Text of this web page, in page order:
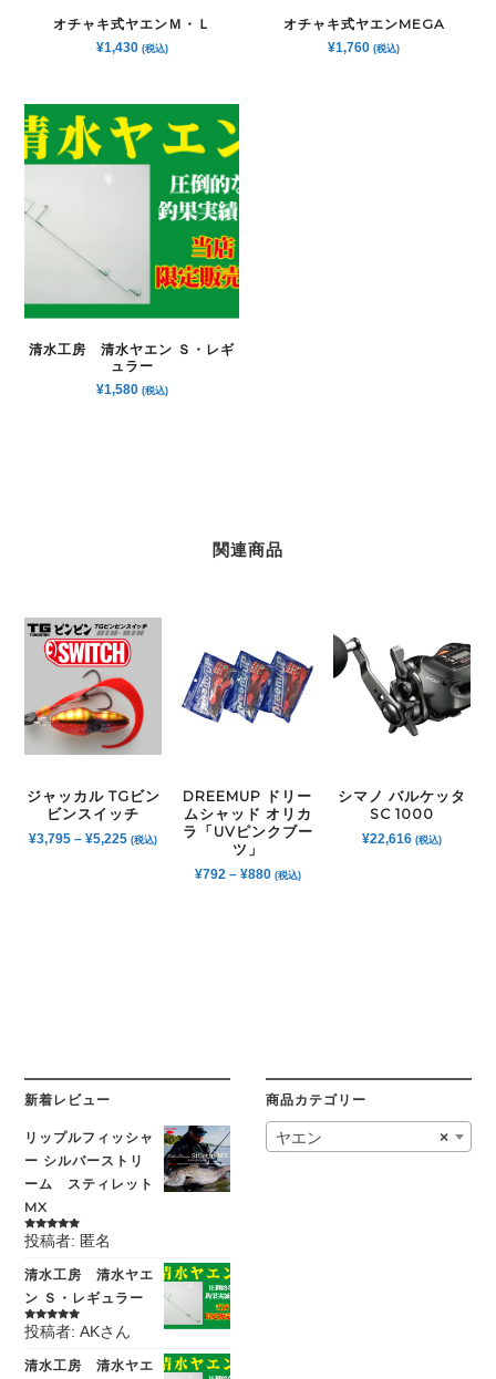
オチャキ式ヤエンＭ・Ｌ
¥1,430 (税込)
オチャキ式ヤエンMEGA
¥1,760 (税込)
清水工房 清水ヤエン Ｓ・レギ
ュラー
¥1,580 (税込)
関連商品
ジャッカル TGビン
ビンスイッチ
¥3,795 –¥5,225 (税込)
DREEMUP ドリー
ムシャッド オリカ
ラ「UVピンクブー
ツ」
¥792 – ¥880 (税込)
シマノ バルケッタ
SC 1000
¥22,616 (税込)
新着レビュー
リップルフィッシャ
ー シルバーストリ
ーム スティレット
MX
5段階中5の
評価
投稿者: 匿名
清水工房 清水ヤエ
ン Ｓ・レギュラー
5段階中5の
評価
投稿者: AKさん
清水工房 清水ヤエ
商品カテゴリー
×
ヤエン